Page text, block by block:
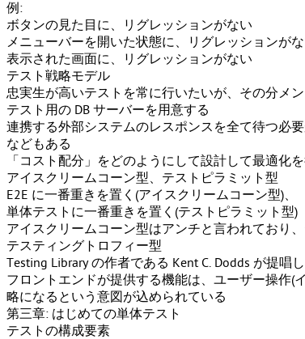
例:
ボタンの見た目に、リグレッションがない
メニューバーを開いた状態に、リグレッションが
表示された画面に、リグレッションがない
テスト戦略モデル
忠実生が高いテストを常に行いたいが、その分メ
テスト用の DB サーバーを用意する
連携する外部システムのレスポンスを全て待つ必
などもある
「コスト配分」をどのようにして設計して最適化
アイスクリームコーン型、テストピラミット型
E2E に一番重きを置く(アイスクリームコーン型)、
単体テストに一番重きを置く(テストピラミット型)
アイスクリームコーン型はアンチと言われており
テスティングトロフィー型
Testing Library の作者である Kent C. Dodds が提唱
フロントエンドが提供する機能は、ユーザー操作(
略になるという意図が込められている
第三章: はじめての単体テスト
テストの構成要素